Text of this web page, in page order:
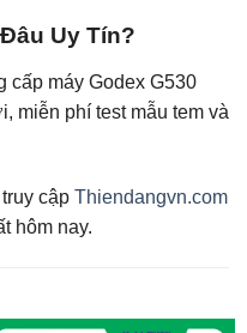
Uy Tín?
cấp máy Godex G530
miễn phí test mẫu tem và
cập Thiendangvn.com
hôm nay.